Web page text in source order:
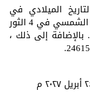
. ويتوافق مع التاريخ الشمسي في 4 الثور
. بالإضافة إلى ذلك ،